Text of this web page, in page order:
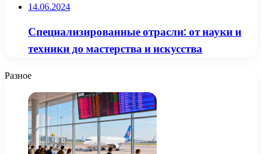
14.06.2024
Специализированные отрасли: от науки и
техники до мастерства и искусства
Разное